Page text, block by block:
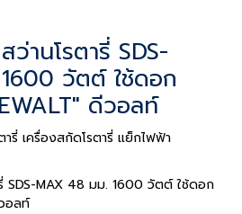
ว่านโรตารี่ SDS-
วัตต์ ใช้ดอก
ดีวอลท์
ารี่ เครื่องสกัดโรตารี่ แย็กไฟฟ้า
SDS-MAX 48 มม. 1600 วัตต์ ใช้ดอก
อลท์